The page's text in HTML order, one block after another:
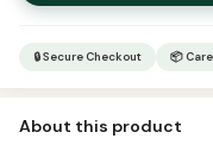
கொள்கை
1
🔒 Secure Checkout 📦
About this product